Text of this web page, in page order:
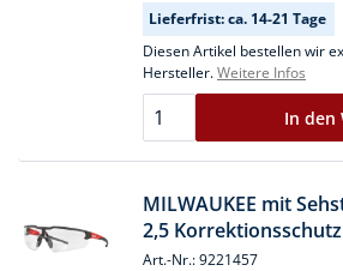
Lieferfrist: ca. 14-21 Tage
Diesen Artikel bestellen wir
Hersteller.Weitere Infos
In den
MILWAUKEE mit
2,5
Art.-Nr.: 9221457